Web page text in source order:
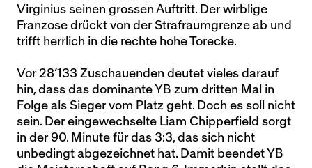
Virginius seinen grossen Auftritt. Der wirblige
Franzose drückt von der Strafraumgrenze ab und
trifft herrlich in die rechte hohe Torecke.
Vor 28’133 Zuschauenden deutet vieles darauf
hin, dass das dominante YB zum dritten Mal in
Folge als Sieger vom Platz geht. Doch es soll nicht
sein. Der eingewechselte Liam Chipperfield sorgt
in der 90. Minute für das 3:3, das sich nicht
unbedingt abgezeichnet hat. Damit beendet YB